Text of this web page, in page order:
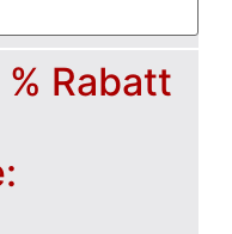
Rabatt